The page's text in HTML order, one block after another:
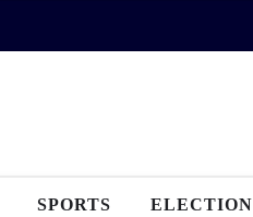
SPORTS ELECTION